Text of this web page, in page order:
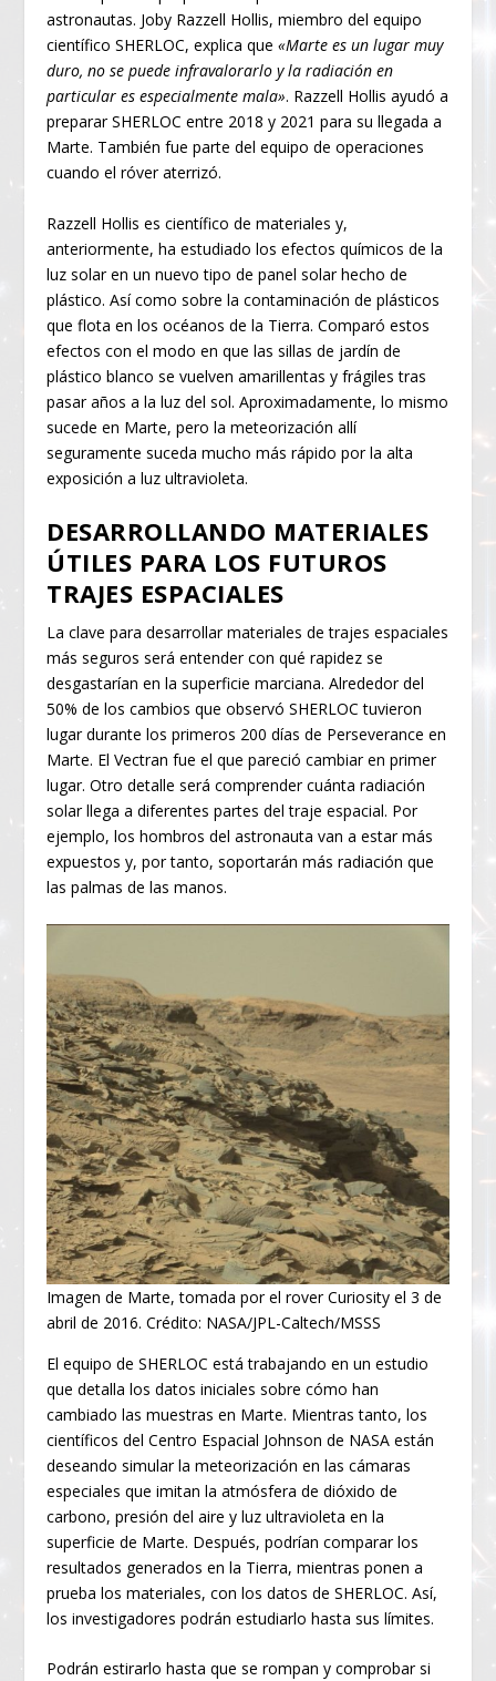
astronautas. Joby Razzell Hollis, miembro del equipo
científico SHERLOC, explica que«Marte es un lugar muy
duro, no se puede infravalorarlo y la radiación en
particular es especialmente mala». Razzell Hollis ayudó a
preparar SHERLOC entre 2018 y 2021 para su llegada a
Marte. También fue parte del equipo de operaciones
cuando el róver aterrizó.
Razzell Hollis es científico de materiales y,
anteriormente, ha estudiado los efectos químicos de la
luz solar en un nuevo tipo de panel solar hecho de
plástico. Así como sobre la contaminación de plásticos
que flota en los océanos de la Tierra. Comparó estos
efectos con el modo en que las sillas de jardín de
plástico blanco se vuelven amarillentas y frágiles tras
pasar años a la luz del sol. Aproximadamente, lo mismo
sucede en Marte, pero la meteorización allí
seguramente suceda mucho más rápido por la alta
exposición a luz ultravioleta.
DESARROLLANDO MATERIALES
ÚTILES PARA LOS FUTUROS
TRAJES ESPACIALES
La clave para desarrollar materiales de trajes espaciales
más seguros será entender con qué rapidez se
desgastarían en la superficie marciana. Alrededor del
50% de los cambios que observó SHERLOC tuvieron
lugar durante los primeros 200 días de Perseverance en
Marte. El Vectran fue el que pareció cambiar en primer
lugar. Otro detalle será comprender cuánta radiación
solar llega a diferentes partes del traje espacial. Por
ejemplo, los hombros del astronauta van a estar más
expuestos y, por tanto, soportarán más radiación que
las palmas de las manos.
Imagen de Marte, tomada por el rover Curiosity el 3 de
abril de 2016. Crédito: NASA/JPL-Caltech/MSSS
El equipo de SHERLOC está trabajando en un estudio
que detalla los datos iniciales sobre cómo han
cambiado las muestras en Marte. Mientras tanto, los
científicos del Centro Espacial Johnson de NASA están
deseando simular la meteorización en las cámaras
especiales que imitan la atmósfera de dióxido de
carbono, presión del aire y luz ultravioleta en la
superficie de Marte. Después, podrían comparar los
resultados generados en la Tierra, mientras ponen a
prueba los materiales, con los datos de SHERLOC. Así,
los investigadores podrán estudiarlo hasta sus límites.
Podrán estirarlo hasta que se rompan y comprobar si